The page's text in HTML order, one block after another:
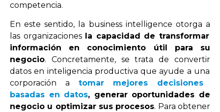
competencia.
En este sentido, la business intelligence otorga a
las organizaciones la capacidad de transformar
información en conocimiento útil para su
negocio. Concretamente,se trata de convertir
datos en intel igencia productiva que ayude a una
corporación a tomar mejores decisiones
basadas en datos, generar oportunidades de
negocio u optimizar sus procesos. Para obtener